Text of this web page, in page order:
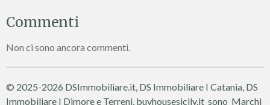
Commenti
Non ci sono ancora commenti.
© 2025-2026 DSImmobiliare.it, DS Immobiliare I Catania, DS
Immobiliare I Dimore e Terreni, buyhousesicily.it sono Marchi